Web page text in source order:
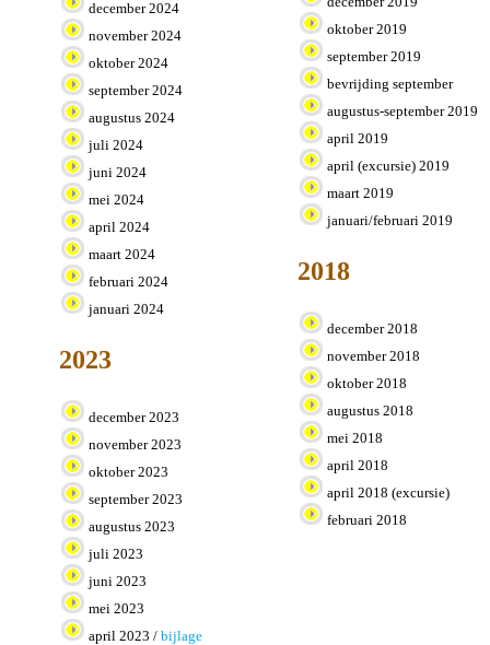
december 2024
november 2024
oktober 2024
september 2024
augustus 2024
juli 2024
juni 2024
mei 2024
april 2024
maart 2024
februari 2024
januari 2024
2023
december 2023
november 2023
oktober 2023
september 2023
augustus 2023
juli 2023
juni 2023
mei 2023
april 2023 / bijlage
oktober 2019
september 2019
bevrijding september
augustus-september 2019
april 2019
april (excursie) 2019
maart 2019
januari/februari 2019
2018
december 2018
november 2018
oktober 2018
augustus 2018
mei 2018
april 2018
april 2018 (excursie)
februari 2018